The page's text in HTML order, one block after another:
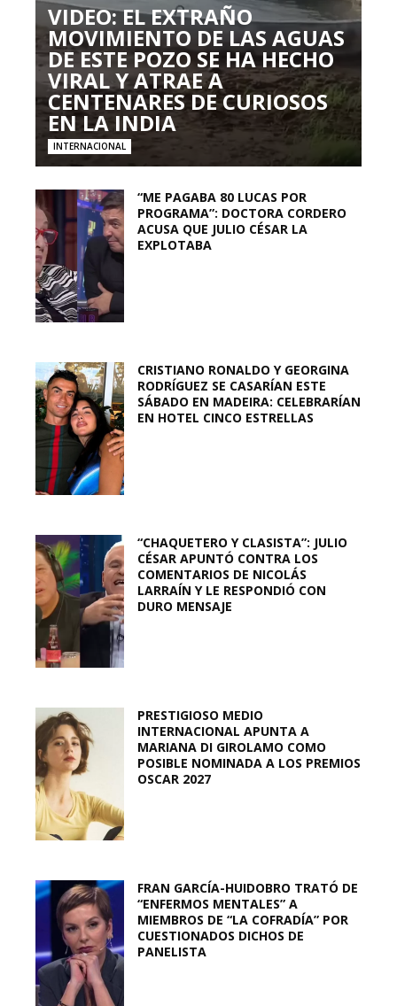
VIDEO: EL EXTRAÑO
MOVIMIENTO DE LAS AGUAS
DE ESTE POZO SE HA HECHO
VIRAL Y ATRAE A
CENTENARES DE CURIOSOS
EN LA INDIA
INTERNACIONAL
“ME PAGABA 80 LUCAS POR
PROGRAMA”: DOCTORA CORDERO
ACUSA QUE JULIO CÉSAR LA
EXPLOTABA
CRISTIANO RONALDO Y GEORGINA
RODRÍGUEZ SE CASARÍAN ESTE
SÁBADO EN MADEIRA: CELEBRARÍAN
EN HOTEL CINCO ESTRELLAS
“CHAQUETERO Y CLASISTA”: JULIO
CÉSAR APUNTÓ CONTRA LOS
COMENTARIOS DE NICOLÁS
LARRAÍN Y LE RESPONDIÓ CON
DURO MENSAJE
PRESTIGIOSO MEDIO
INTERNACIONAL APUNTA A
MARIANA DI GIROLAMO COMO
POSIBLE NOMINADA A LOS PREMIOS
OSCAR 2027
FRAN GARCÍA-HUIDOBRO TRATÓ DE
“ENFERMOS MENTALES” A
MIEMBROS DE “LA COFRADÍA” POR
CUESTIONADOS DICHOS DE
PANELISTA